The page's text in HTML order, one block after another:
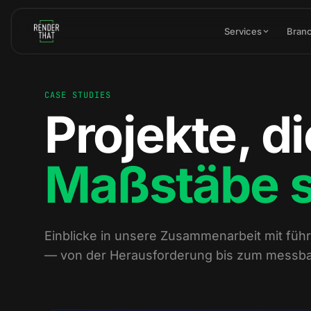
Services
CASE STUDIES
Projekte,
Maßstäbe
Einblicke in unsere Zusammenarbeit mit
— von der Herausforderung bis zum